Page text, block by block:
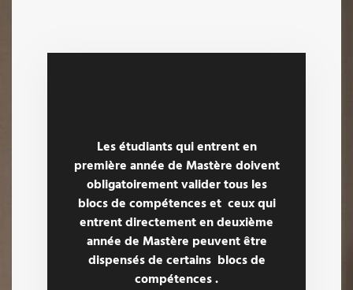
Les étudiants qui entrent en
première année de Mastère doivent
obligatoirement valider tous les
blocs de compétences et ceux qui
entrent directement en deuxième
année de Mastère peuvent être
dispensés de certains blocs de
compétences .